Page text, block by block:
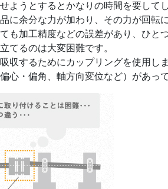
ようとするとかなりの時間を要して
に余分な力が加わり、その力が回転
も加工精度などの誤差があり、ひと
てるのは大変困難です。
収するためにカップリングを使用しま
心・偏角、軸方向変位など）があっ